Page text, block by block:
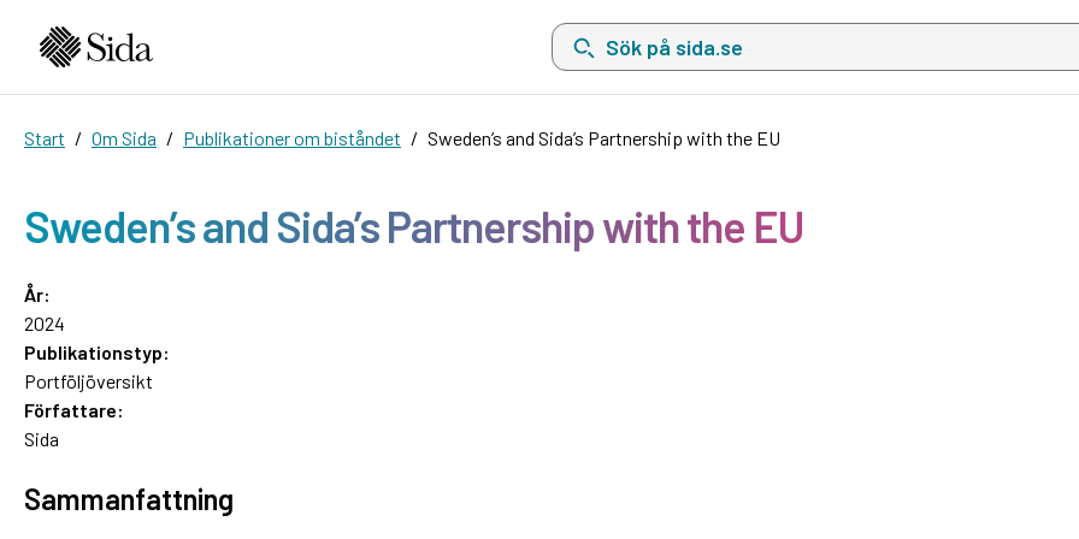
Sök på sida.se, sökförslag kommer att visas i en lista under
Start Om Sida Publikationer om biståndet Sweden’s and Sida’s Partnership with the EU
Sweden’s and Sida’s Partnership with the EU
År:
2024
Publikationstyp:
Portföljöversikt
Författare:
Sida
Sammanfattning